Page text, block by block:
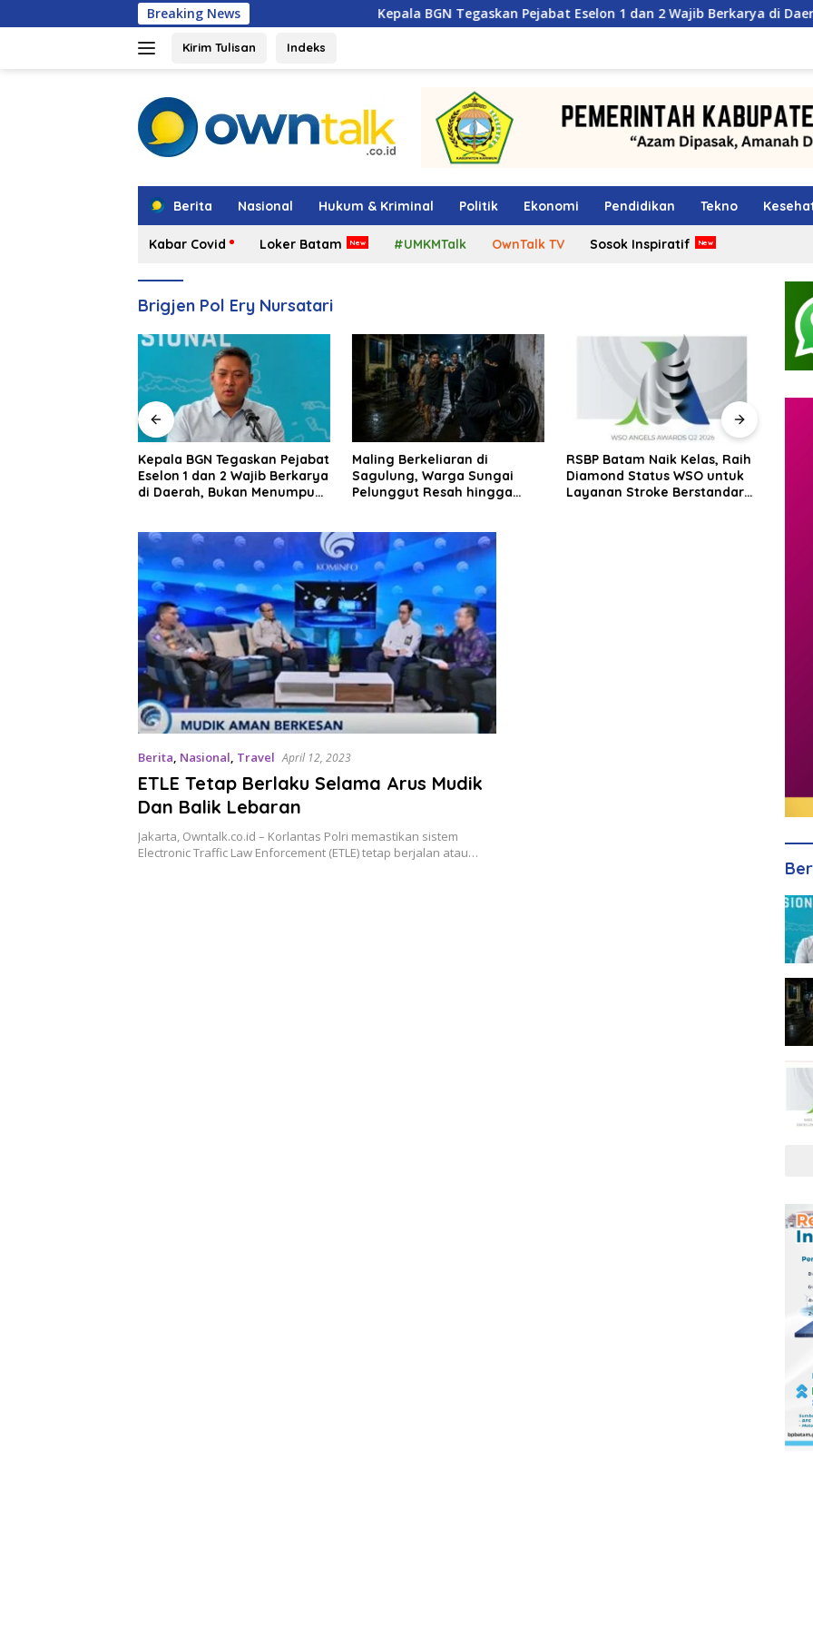
ke
Breaking News Kepala BGN Tegaskan Pejabat Eselon 1 dan 2 Wajib Berkarya di Daerah, Bukan
Kirim Tulisan Indeks
Berita Nasional Hukum & Kriminal Politik Ekonomi Pendidikan Tekno
Kabar Covid Loker Batam #UMKMTalk OwnTalk TV Sosok Inspiratif
Brigjen Pol Ery Nursatari
Maling Berkeliaran di
Sagulung, Warga Sungai
Pelunggut Resah hingga
RSBP Batam Naik Kelas, Raih
Diamond Status WSO untuk
Layanan Stroke Berstandar
BP Batam Siapkan Bibit
Pesepak Bola Muda Lewat
Batam Prime International
Berita, Nasional, Travel April 12, 2023
ETLE Tetap Berlaku Selama Arus Mudik
Dan Balik Lebaran
Jakarta, Owntalk.co.id – Korlantas Polri memastikan sistem
Electronic Traffic Law Enforcement (ETLE) tetap berjalan atau…